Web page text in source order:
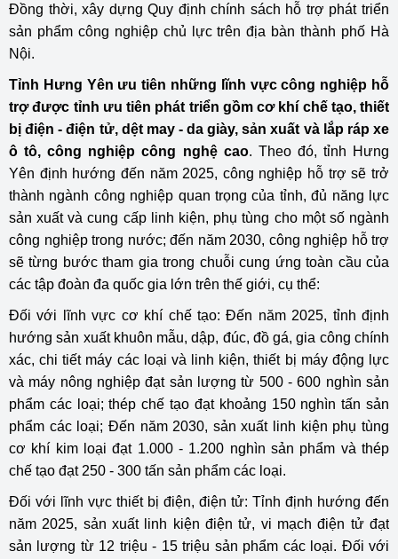
Đồng thời, xây dựng Quy định chính sách hỗ trợ phát triển
sản phẩm công nghiệp chủ lực trên địa bàn thành phố Hà
Nội.
Tỉnh Hưng Yên ưu tiên n hững lĩnh vực công nghiệp hỗ
trợ được tỉnh ưu tiên phát triển gồm cơ khí chế tạo, thiết
bị điện - điện tử, dệt may - da giày, sản xuất và lắp ráp xe
ô tô, công nghiệp công nghệ cao. Theo đó, tỉnh Hưng
Yên định hướng đến năm 2025, công nghiệp hỗ trợ sẽ trở
thành ngành công nghiệp quan trọng của tỉnh, đủ năng lực
sản xuất và cung cấp linh kiện, phụ tùng cho một số ngành
công nghiệp trong nước; đến năm 2030, công nghiệp hỗ trợ
sẽ từng bước tham gia trong chuỗi cung ứng toàn cầu của
các tập đoàn đa quốc gia lớn trên thế giới, cụ thể:
Đối với lĩnh vực cơ khí chế tạo: Đến năm 2025, tỉnh định
hướng sản xuất khuôn mẫu, dập, đúc, đồ gá, gia công chính
xác, chi tiết máy các loại và linh kiện, thiết bị máy động lực
và máy nông nghiệp đạt sản lượng từ 500 - 600 nghìn sản
phẩm các loại; thép chế tạo đạt khoảng 150 nghìn tấn sản
phẩm các loại; Đến năm 2030, sản xuất linh kiện phụ tùng
cơ khí kim loại đạt 1.000 - 1.200 nghìn sản phẩm và thép
chế tạo đạt 250 - 300 tấn sản phẩm các loại.
Đối với lĩnh vực thiết bị điện, điện tử: Tỉnh định hướng đến
năm 2025, sản xuất linh kiện điện tử, vi mạch điện tử đạt
sản lượng từ 12 triệu - 15 triệu sản phẩm các loại. Đối với